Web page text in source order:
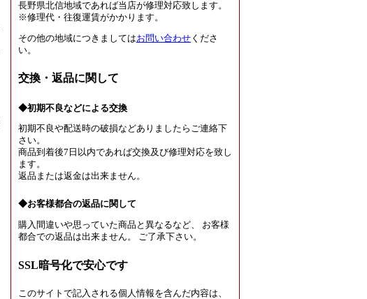
長野県北信地域であれば当店が修理対応致します。
※修理代・往復運賃がかかります。
その他の地域につきましてはお問い合わせ くださ
い。
交換・返品に関して
◆初期不良などによる交換
初期不良や配送時の破損などありましたらご連絡下
さい。
商品到着後7日以内であれば交換及び修理対応を致し
ます。
返品または返金は出来ません。
◆お客様都合の返品に関して
購入間違いや思っていた商品と異なるなど、 お客様
都合での返品は出来ません。 ご了承下さい。
SSL暗号化で安心です
このサイトで記入される個人情報を含んだ内容は、